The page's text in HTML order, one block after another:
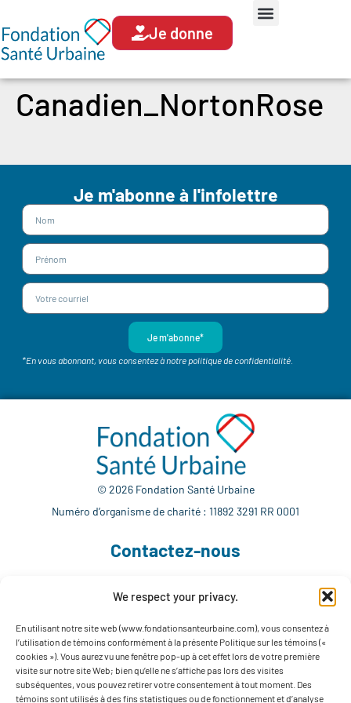
We respect your privacy.
En utilisant notre site web (www.fondationsanteurbaine.com), vous consentez à
l’utilisation de témoins conformément à la présente Politique sur les témoins («
cookies »). Vous aurez vu une fenêtre pop-up à cet effet lors de votre première
visite sur notre site Web; bien qu’elle ne s’affiche pas lors des visites
subséquentes, vous pouvez retirer votre consentement à tout moment. Des
témoins sont utilisés à des fins statistiques ou de fonctionnement et d’analyse
Je donne
Canadien_NortonRose
Je m'abonne à l'infolettre
Je m'abonne*
*En vous abonnant, vous consentez à notre politique de confidentialité.
© 2026 Fondation Santé Urbaine
Numéro d’organisme de charité : 11892 3291 RR 0001
Contactez-nous
info@fondationsanteurbaine.com
1560 rue Sherbrooke Est, local F-1123
Montréal, QC H2L 4M1
Suivez-nous